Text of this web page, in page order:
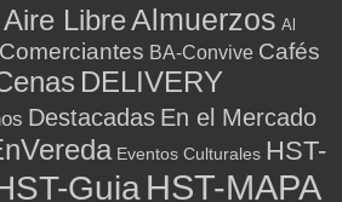
LibreAlmuerzos Al
BA-Convive Cafés
DELIVERY
Destacadas En el Mercado
Eventos Culturales HST-
GuiaHST-MAPA